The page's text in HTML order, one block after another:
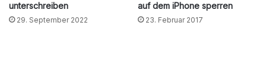
unterschreiben
29. September 2022
auf dem iPhone sperren
23. Februar 2017